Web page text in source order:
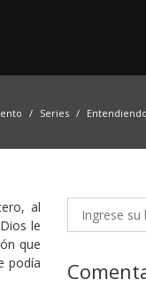
Series
al
le
que
podía